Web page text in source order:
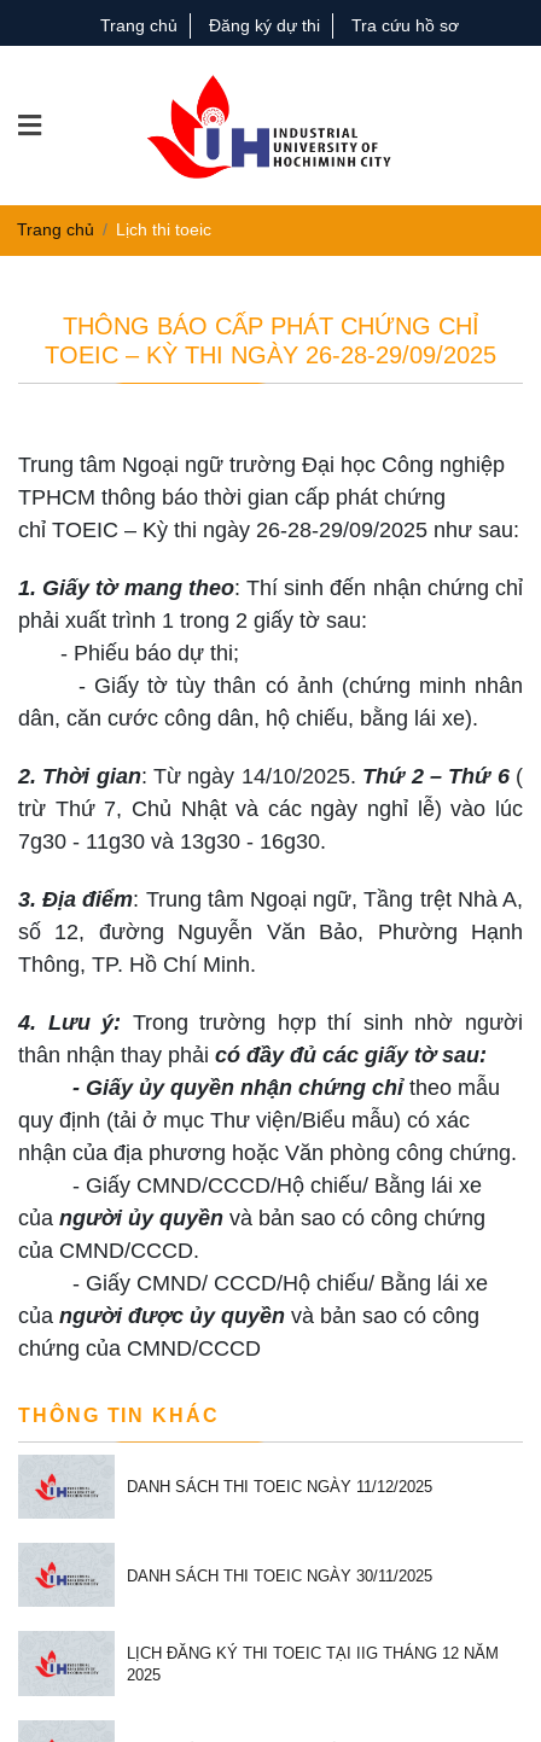
Trang chủ Đăng ký dự thi Tra cứu hồ sơ
Trang chủ Lịch thi toeic
THÔNG BÁO CẤP PHÁT CHỨNG CHỈ
TOEIC – KỲ THI NGÀY 26-28-29/09/2025
Trung tâm Ngoại ngữ trường Đại học Công nghiệp
TPHCM thông báo thời gian cấp phát chứng
chỉ TOEIC – Kỳ thi ngày 26-28-29/09/2025 như sau:
1. Giấy tờ mang theo: Thí sinh đến nhận chứng chỉ
phải xuất trình 1 trong 2 giấy tờ sau:
- Phiếu báo dự thi;
- Giấy tờ tùy thân có ảnh (chứng minh nhân
dân, căn cước công dân, hộ chiếu, bằng lái xe).
2. Thời gian: Từ ngày 14/10/2025. Thứ 2 – Thứ 6(
trừ Thứ 7, Chủ Nhật và các ngày nghỉ lễ) vào lúc
7g30 - 11g30 và 13g30 - 16g30.
3. Địa điểm: Trung tâm Ngoại ngữ, Tầng trệt Nhà A,
số 12, đường Nguyễn Văn Bảo, Phường Hạnh
Thông, TP. Hồ Chí Minh.
4. Lưu ý: Trong trường hợp thí sinh nhờ người
thân nhận thay phải có đầy đủ các giấy tờ sau:
- Giấy ủy quyền nhận chứng chỉtheo mẫu
quy định (tải ở mục Thư viện/Biểu mẫu) có xác
nhận của địa phương hoặc Văn phòng công chứng.
- Giấy CMND/CCCD/Hộ chiếu/ Bằng lái xe
của người ủy quyền và bản sao có công chứng
của CMND/CCCD.
- Giấy CMND/ CCCD/Hộ chiếu/ Bằng lái xe
của người được ủy quyền và bản sao có công
chứng của CMND/CCCD
THÔNG TIN KHÁC
DANH SÁCH THI TOEIC NGÀY 11/12/2025
DANH SÁCH THI TOEIC NGÀY 30/11/2025
LỊCH ĐĂNG KÝ THI TOEIC TẠI IIG THÁNG 12 NĂM
2025